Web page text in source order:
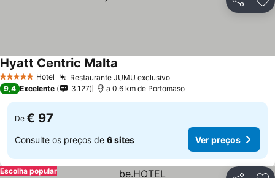
Partilhar
5 Estrelas Hotel Restaurante JUMU exclusivoVer preços
Hyatt Centric Malta
9,4 Excelente 3.127 a 0.6 km de Portomaso
De € 97
Consulte os preços de 6 sites Ver preços
Escolha popular